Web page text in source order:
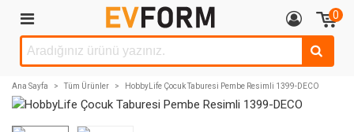
0
Ana Sayfa > Tüm Ürünler > HobbyLife Çocuk Taburesi Pembe Resimli 1399-DECO